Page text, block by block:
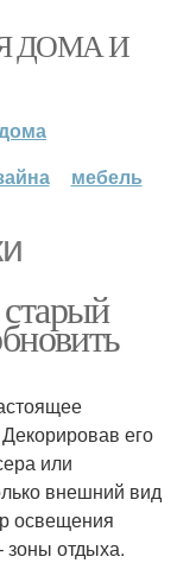
ДОМА И
мебель
его
или
внешний вид
освещения
отдыха.